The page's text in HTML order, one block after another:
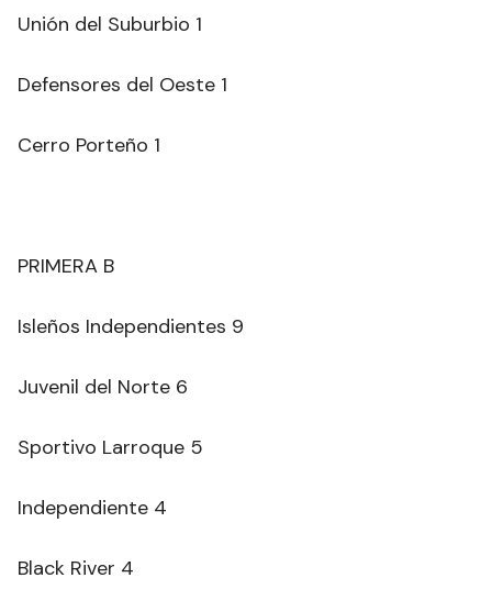
Unión del Suburbio 1
Defensores del Oeste 1
Cerro Porteño 1
PRIMERA B
Isleños Independientes 9
Juvenil del Norte 6
Sportivo Larroque 5
Independiente 4
Black River 4